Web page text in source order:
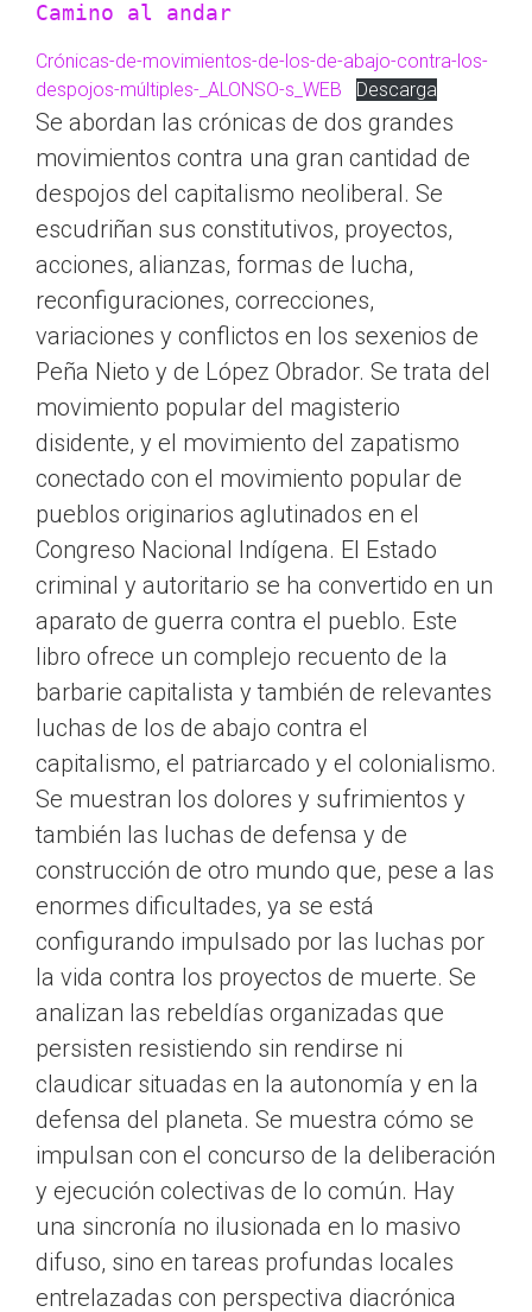
Camino al andar
Crónicas-de-movimientos-de-los-de-abajo-contra-los-
despojos-múltiples-_ALONSO-s_WEB
Descarga
Se abordan las crónicas de dos grandes
movimientos contra una gran cantidad de
despojos del capitalismo neoliberal. Se
escudriñan sus constitutivos, proyectos,
acciones, alianzas, formas de lucha,
reconfiguraciones, correcciones,
variaciones y conflictos en los sexenios de
Peña Nieto y de López Obrador. Se trata del
movimiento popular del magisterio
disidente, y el movimiento del zapatismo
conectado con el movimiento popular de
pueblos originarios aglutinados en el
Congreso Nacional Indígena. El Estado
criminal y autoritario se ha convertido en un
aparato de guerra contra el pueblo. Este
libro ofrece un complejo recuento de la
barbarie capitalista y también de relevantes
luchas de los de abajo contra el
capitalismo, el patriarcado y el colonialismo.
Se muestran los dolores y sufrimientos y
también las luchas de defensa y de
construcción de otro mundo que, pese a las
enormes dificultades, ya se está
configurando impulsado por las luchas por
la vida contra los proyectos de muerte. Se
analizan las rebeldías organizadas que
persisten resistiendo sin rendirse ni
claudicar situadas en la autonomía y en la
defensa del planeta. Se muestra cómo se
impulsan con el concurso de la deliberación
y ejecución colectivas de lo común. Hay
una sincronía no ilusionada en lo masivo
difuso, sino en tareas profundas locales
entrelazadas con perspectiva diacrónica